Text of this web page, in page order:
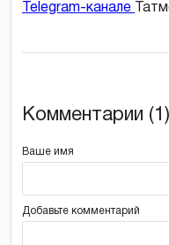
Telegram-канале
Комментарии (1)
Ваше имя
Добавьте комментарий